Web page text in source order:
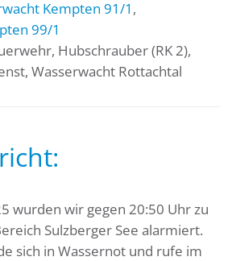
Kempten 91/1 ,
99/1
Hubschrauber (RK 2),
Wasserwacht Rottachtal
wurden wir gegen 20:50 Uhr zu
Sulzberger See alarmiert.
sich in Wassernot und rufe im